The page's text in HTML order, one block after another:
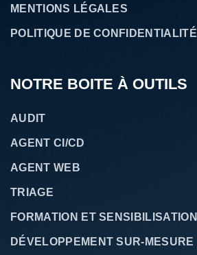
MENTIONS LÉGALES
POLITIQUE DE CONFIDENTIALITÉ
NOTRE BOITE À OUTILS
AUDIT
AGENT CI/CD
AGENT WEB
TRIAGE
FORMATION ET SENSIBILISATION
DÉVELOPPEMENT SUR-MESURE